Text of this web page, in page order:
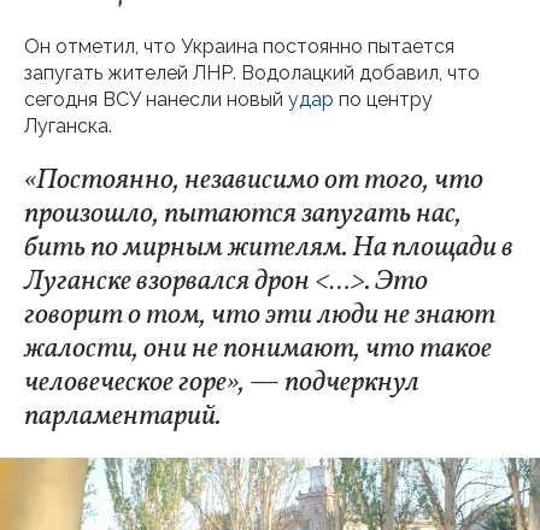
Он отметил, что Украина постоянно пытается
запугать жителей ЛНР. Водолацкий добавил, что
сегодня ВСУ нанесли новый удар по центру
Луганска.
«Постоянно, независимо от того, что
произошло, пытаются запугать нас,
бить по мирным жителям. На площади в
Луганске взорвался дрон<…>. Это
говорит о том, что эти люди не знают
жалости, они не понимают, что такое
человеческое горе», — подчеркнул
парламентарий.